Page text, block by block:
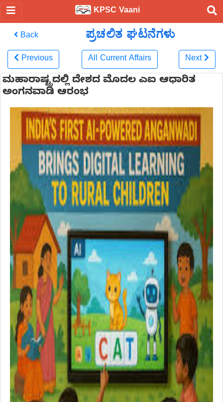
KPSC Vaani
Back ಪ್ರಚಲಿತ ಘಟನೆಗಳು
Previous All Current Affairs Next
ಮಹಾರಾಷ್ಟ್ರದಲ್ಲಿ ದೇಶದ ಮೊದಲ ಎಐ‌ ಆಧಾರಿತ
ಅಂಗನವಾಡಿ ಆರಂಭ